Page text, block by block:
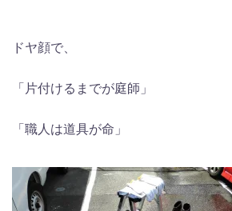
ドヤ顔で、
「片付けるまでが庭師」
「職人は道具が命」